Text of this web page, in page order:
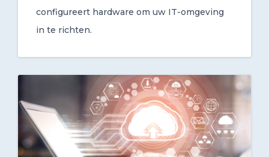
configureert hardware om uw IT-omgeving
in te richten.